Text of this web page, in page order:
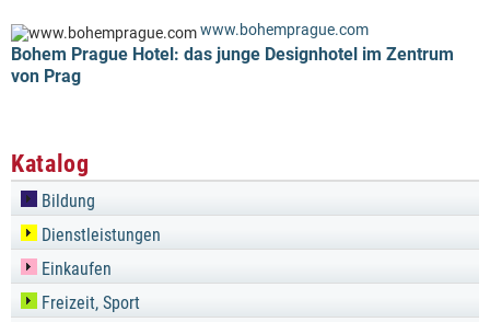
www.bohemprague.com
Bohem Prague Hotel: das junge Designhotel im Zentrum
von Prag
Katalog
Bildung
Dienstleistungen
Einkaufen
Freizeit, Sport